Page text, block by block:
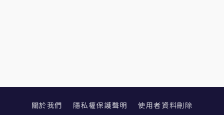
關於我們 隱私權保護聲明 使用者資料刪除